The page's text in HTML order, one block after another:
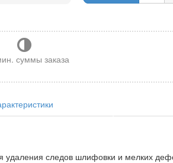
суммы заказа
удаления следов шлифовки и мелких